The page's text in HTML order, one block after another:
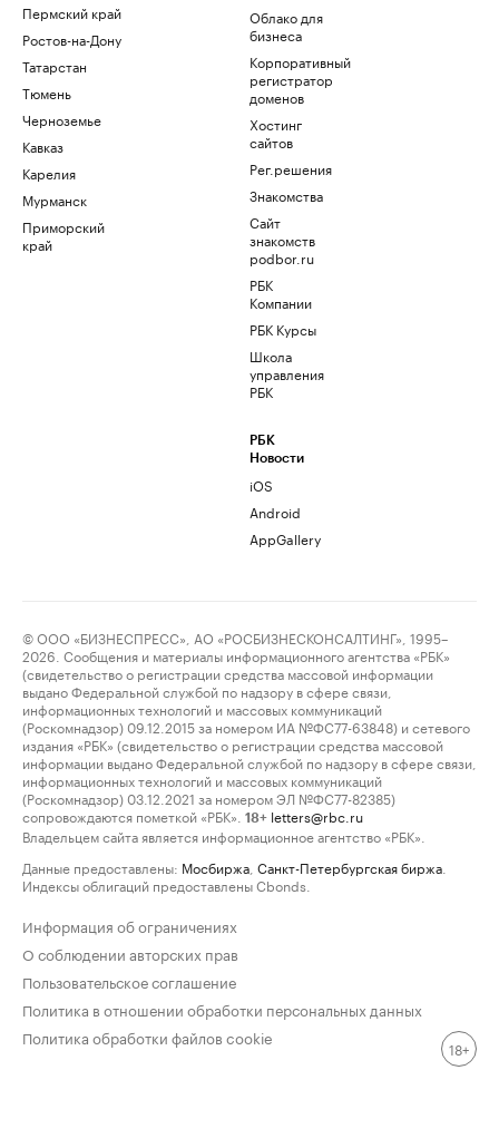
Пермский край
Ростов-на-Дону
Татарстан
Тюмень
Черноземье
Кавказ
Карелия
Мурманск
Приморский
край
Облако для
бизнеса
Корпоративный
регистратор
доменов
Хостинг
сайтов
Рег.решения
Знакомства
Сайт
знакомств
podbor.ru
РБК
Компании
РБК Курсы
Школа
управления
РБК
РБК
Новости
iOS
Android
AppGallery
© ООО «БИЗНЕСПРЕСС», АО «РОСБИЗНЕСКОНСАЛТИНГ», 1995–
2026. Сообщения и материалы информационного агентства «РБК»
(свидетельство о регистрации средства массовой информации
выдано Федеральной службой по надзору в сфере связи,
информационных технологий и массовых коммуникаций
(Роскомнадзор) 09.12.2015 за номером ИА №ФС77-63848) и сетевого
издания «РБК» (свидетельство о регистрации средства массовой
информации выдано Федеральной службой по надзору в сфере связи,
информационных технологий и массовых коммуникаций
(Роскомнадзор) 03.12.2021 за номером ЭЛ №ФС77-82385)
сопровождаются пометкой «РБК».
18+ letters@rbc.ru
Владельцем сайта является информационное агентство «РБК».
Данные предоставлены: Мосбиржа Санкт-Петербургская биржа
Индексы облигаций предоставлены Cbonds.
Информация об ограничениях
О соблюдении авторских прав
Пользовательское соглашение
Политика в отношении обработки персональных данных
Политика обработки файлов cookie
18+